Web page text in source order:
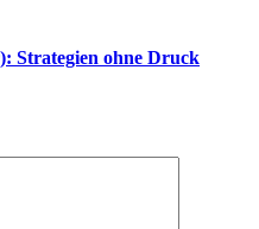
Strategien ohne Druck